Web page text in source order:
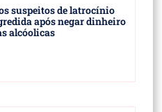
suspeitos de latrocínio
após negar dinheiro
alcóolicas